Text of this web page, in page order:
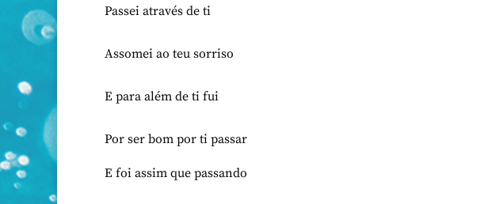
Passei através de ti
Assomei ao teu sorriso
E para além de ti fui
Por ser bom por ti passar
E foi assim que passando